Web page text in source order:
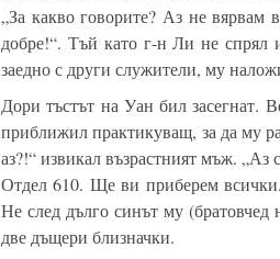
„За какво говорите? Аз не
добре!“. Тъй като г-н Ли не спрял
заедно с други служители, му
Дори тъстът на Уан бил засегнат.
приближил практикуващ, за да му
аз?!“ извикал възрастният мъж.
Отдел 610. Ще ви приберем
Не след дълго синът му (братовчед
две дъщери близначки.